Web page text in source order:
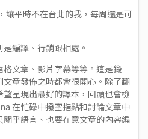
讓平時不在台北的我，每周還是可
編譯、行銷跟相處。
文章、影片字幕等等。這是鍛
章發佈之時都會很開心。除了翻
呈現出最好的譯本，回頭也會檢
在忙碌中撥空指點和討論文章中
乎語言、也要在意文章的內容編